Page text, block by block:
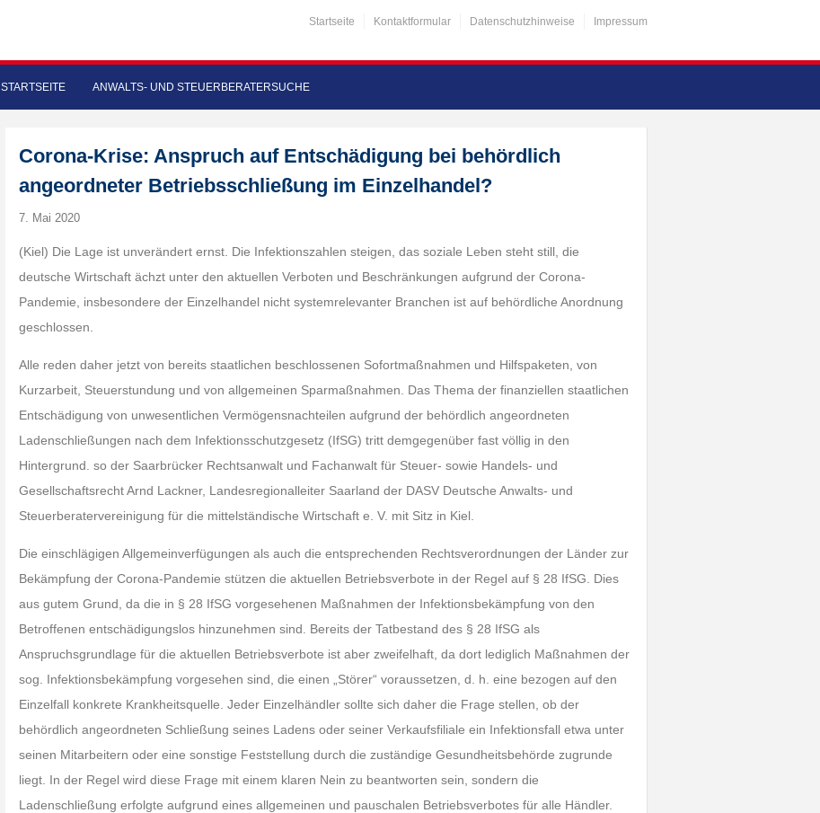
Startseite Kontaktformular Datenschutzhinweise Impressum
STARTSEITE ANWALTS- UND STEUERBERATERSUCHE
Corona-Krise: Anspruch auf Entschädigung bei behördlich
angeordneter Betriebsschließung im Einzelhandel?
7. Mai 2020
(Kiel) Die Lage ist unverändert ernst. Die Infektionszahlen steigen, das soziale Leben steht still, die
deutsche Wirtschaft ächzt unter den aktuellen Verboten und Beschränkungen aufgrund der Corona-
Pandemie, insbesondere der Einzelhandel nicht systemrelevanter Branchen ist auf behördliche Anordnung
geschlossen.
Alle reden daher jetzt von bereits staatlichen beschlossenen Sofortmaßnahmen und Hilfspaketen, von
Kurzarbeit, Steuerstundung und von allgemeinen Sparmaßnahmen. Das Thema der finanziellen staatlichen
Entschädigung von unwesentlichen Vermögensnachteilen aufgrund der behördlich angeordneten
Ladenschließungen nach dem Infektionsschutzgesetz (IfSG) tritt demgegenüber fast völlig in den
Hintergrund. so der Saarbrücker Rechtsanwalt und Fachanwalt für Steuer- sowie Handels- und
Gesellschaftsrecht Arnd Lackner, Landesregionalleiter Saarland der DASV Deutsche Anwalts- und
Steuerberatervereinigung für die mittelständische Wirtschaft e. V. mit Sitz in Kiel.
Die einschlägigen Allgemeinverfügungen als auch die entsprechenden Rechtsverordnungen der Länder zur
Bekämpfung der Corona-Pandemie stützen die aktuellen Betriebsverbote in der Regel auf § 28 IfSG. Dies
aus gutem Grund, da die in § 28 IfSG vorgesehenen Maßnahmen der Infektionsbekämpfung von den
Betroffenen entschädigungslos hinzunehmen sind. Bereits der Tatbestand des § 28 IfSG als
Anspruchsgrundlage für die aktuellen Betriebsverbote ist aber zweifelhaft, da dort lediglich Maßnahmen der
sog. Infektionsbekämpfung vorgesehen sind, die einen „Störer“ voraussetzen, d. h. eine bezogen auf den
Einzelfall konkrete Krankheitsquelle. Jeder Einzelhändler sollte sich daher die Frage stellen, ob der
behördlich angeordneten Schließung seines Ladens oder seiner Verkaufsfiliale ein Infektionsfall etwa unter
seinen Mitarbeitern oder eine sonstige Feststellung durch die zuständige Gesundheitsbehörde zugrunde
liegt. In der Regel wird diese Frage mit einem klaren Nein zu beantworten sein, sondern die
Ladenschließung erfolgte aufgrund eines allgemeinen und pauschalen Betriebsverbotes für alle Händler.